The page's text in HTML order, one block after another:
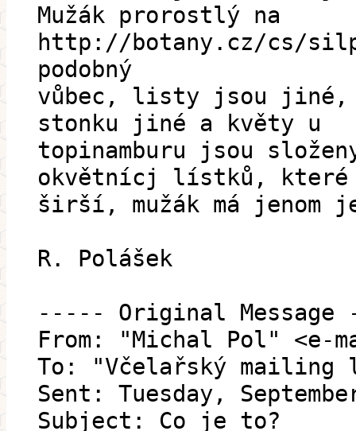
Mužák prorostlý na
http://botany.cz/cs/
podobný
vůbec, listy jsou
stonku jiné a květy u
topinamburu jsou
okvětnícj lístků,
širší, mužák má jenom
R. Polášek
----- Original
From: "Michal Pol" <e-
To: "Včelařský
Sent: Tuesday,
Subject: Co je to?